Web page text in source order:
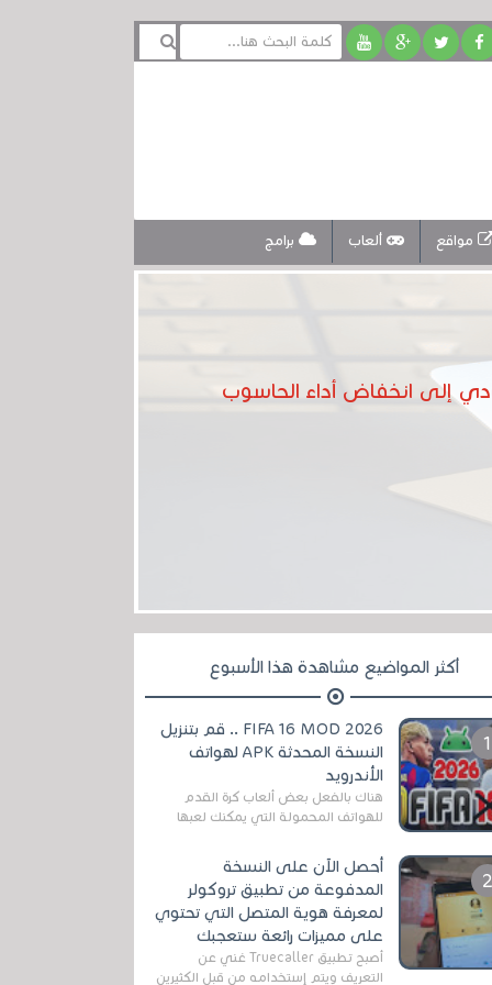
مواقع ألعاب برامج
أكثر المواضيع مشاهدة هذا الأسبوع
FIFA 16 MOD 2026 .. قم بتنزيل
النسخة المحدثة APK لهواتف
الأندرويد
هناك بالفعل بعض ألعاب كرة القدم
للهواتف المحمولة التي يمكنك لعبها
مثل EA Sports ...
أحصل الآن على النسخة
المدفوعة من تطبيق تروكولر
لمعرفة هوية المتصل التي تحتوي
على مميزات رائعة ستعجبك
أصبح تطبيق Truecaller غني عن
التعريف ويتم إستخدامه من قبل الكثيرين